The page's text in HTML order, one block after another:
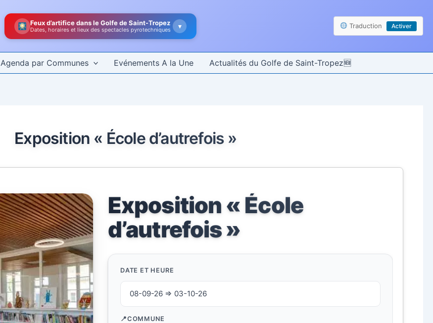
Feux d’artifice dans le Golfe de Saint-Tropez
Dates, horaires et lieux des spectacles pyrotechniques ▾ Traduction Activer
Agenda par Communes Evénements A la Une Actualités du Golfe de Saint-Tropez
Exposition « École d’autrefois »
Exposition « École
d’autrefois »
DATE ET HEURE
08-09-26 ⇒ 03-10-26
COMMUNE